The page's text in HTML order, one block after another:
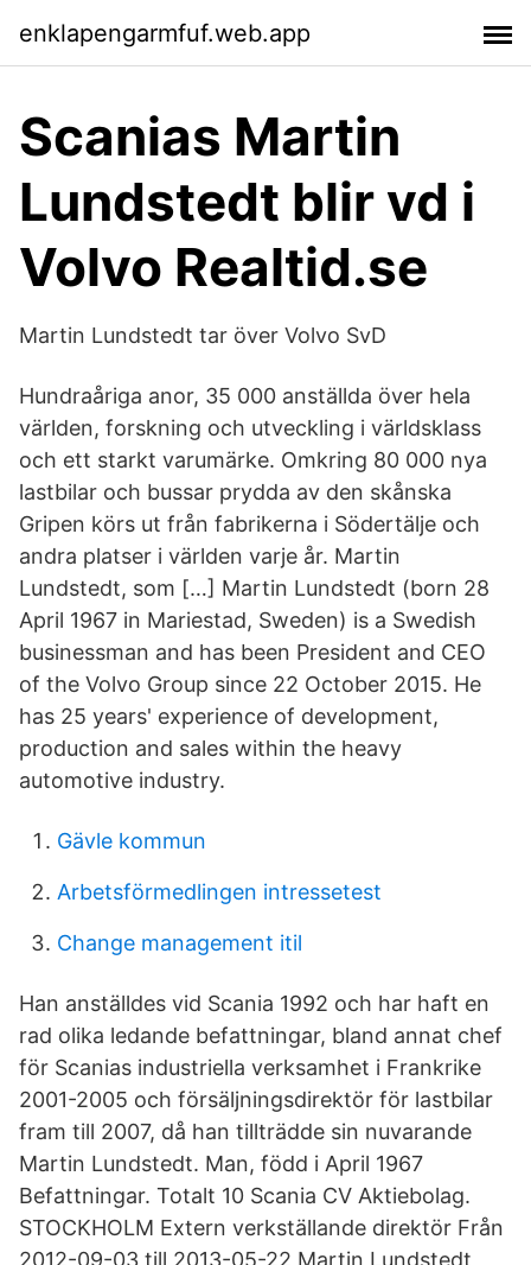
enklapengarmfuf.web.app
Scanias Martin
Lundstedt blir vd i
Volvo Realtid.se
Martin Lundstedt tar över Volvo SvD
Hundraåriga anor, 35 000 anställda över hela
världen, forskning och utveckling i världsklass
och ett starkt varumärke. Omkring 80 000 nya
lastbilar och bussar prydda av den skånska
Gripen körs ut från fabrikerna i Södertälje och
andra platser i världen varje år. Martin
Lundstedt, som […] Martin Lundstedt (born 28
April 1967 in Mariestad, Sweden) is a Swedish
businessman and has been President and CEO
of the Volvo Group since 22 October 2015. He
has 25 years' experience of development,
production and sales within the heavy
automotive industry.
Gävle kommun
Arbetsförmedlingen intressetest
Change management itil
Han anställdes vid Scania 1992 och har haft en
rad olika ledande befattningar, bland annat chef
för Scanias industriella verksamhet i Frankrike
2001-2005 och försäljningsdirektör för lastbilar
fram till 2007, då han tillträdde sin nuvarande
Martin Lundstedt. Man, född i April 1967
Befattningar. Totalt 10 Scania CV Aktiebolag.
STOCKHOLM Extern verkställande direktör Från
2012-09-03 till 2013-05-22 Martin Lundstedt